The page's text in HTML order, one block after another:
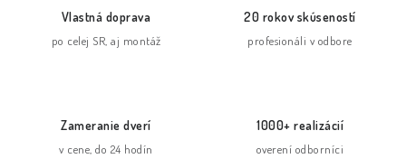
Vlastná doprava
po celej SR, aj montáž
20 rokov skúseností
profesionáli v odbore
Zameranie dverí
v cene, do 24 hodín
1000+ realizácií
overení odborníci